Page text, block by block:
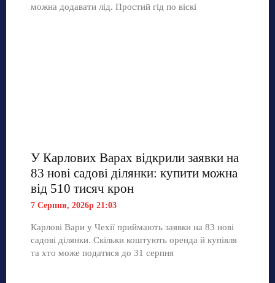
можна додавати лід. Простий гід по віскі
У Карлових Варах відкрили заявки на
83 нові садові ділянки: купити можна
від 510 тисяч крон
7 Серпня, 2026р 21:03
Карлові Вари у Чехії приймають заявки на 83 нові
садові ділянки. Скільки коштують оренда й купівля
та хто може податися до 31 серпня